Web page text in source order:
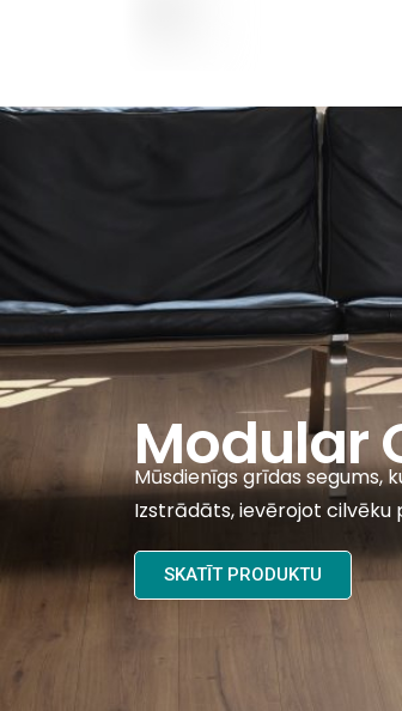
Modular
Mūsdienīgs grīdas segums,
Izstrādāts, ievērojot cilvēku
SKATĪT PRODUKTU